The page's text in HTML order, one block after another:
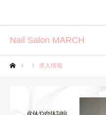
Nail Salon MARCH
求人情報